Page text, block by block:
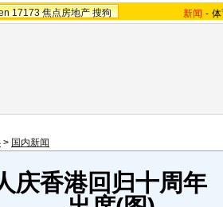
17173 焦点房地产 搜狗 新闻 -
> 国内新闻
庆香港回归十周